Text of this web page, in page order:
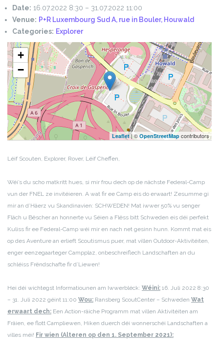
Date: 16.07.2022 8:30 – 31.07.2022 11:00
Venue: P+R Luxembourg Sud A, rue in Bouler, Houwald
Categories: Explorer
+
−
Leaflet| ©OpenStreetMap contributors
Léif Scouten, Explorer, Rover, Léif Cheffen,
Wéi’s du scho matkritt hues, si mir frou dech op de nächste Federal-Camp
vun der FNEL ze invitéieren. A wat fir ee Camp eis do erwaart! Zesumme gi
mir an d’Häerz vu Skandinavien: SCHWEDEN! Mat iwwer 50% vu senger
Fläch u Bëscher an honnerte vu Séien a Flëss bitt Schweden eis déi perfekt
Kuliss fir ee Federal-Camp wéi mir en nach net gesinn hunn. Kommt mat eis
op des Aventure an erlieft Scoutismus puer, mat villen Outdoor-Aktivitéiten,
enger eenzegaarteger Campplaz, onbeschreiflech Landschaften an du
schléiss Frëndschafte fir d’Liewen!
Hei déi wichtegst Informatiounen am Iwwerbléck: Wéini: 16. Juli 2022 8:30
– 31. Juli 2022 géint 11:00 Wou: Ransberg ScoutCenter – Schweden Wat
erwaart dech: Een Action-räiche Programm mat villen Aktivitéiten am
Fräien, ee flott Campliewen, Hiken duerch déi wonnerschéi Landschaften a
villes méi! Fir wien (Alteren op den 1. September 2021):